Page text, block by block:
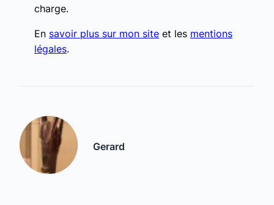
charge.
En savoir plus sur mon site et les mentions
légales.
Gerard